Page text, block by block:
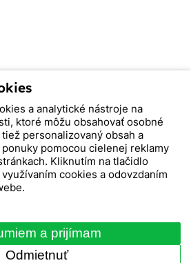
a analytické nástroje na
ktoré môžu obsahovať osobné
personalizovaný obsah a
pomocou cielenej reklamy
Kliknutím na tlačidlo
cookies a odovzdaním
a prijímam
Odmietnuť